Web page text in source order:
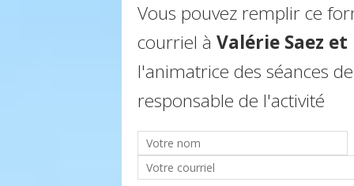
Vous pouvez remplir ce
courriel à Valérie Saez
l'animatrice des séances
responsable de l'activité